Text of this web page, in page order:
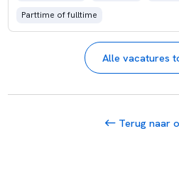
Parttime of fulltime
Alle vacatures
Terug naar